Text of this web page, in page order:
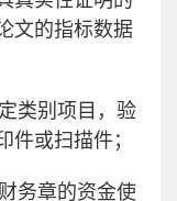
文的指标数据
类别项目，验
件或扫描件；
务章的资金使